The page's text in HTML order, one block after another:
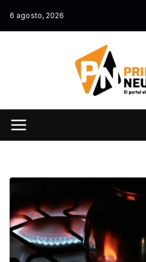
6 agosto, 2026